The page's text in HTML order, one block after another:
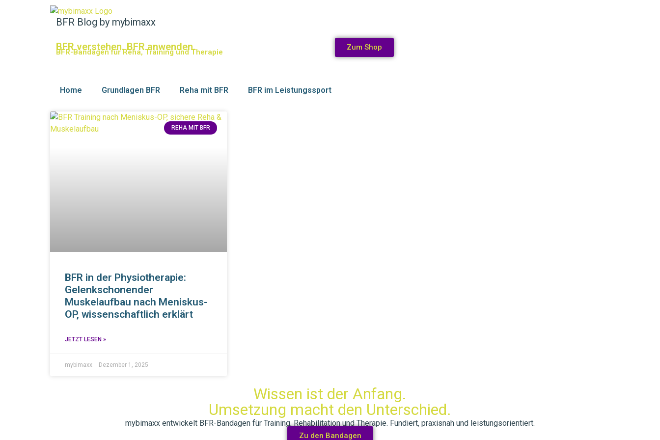
BFR Blog by mybimaxx
BFR verstehen. BFR anwenden.
BFR-Bandagen für Reha, Training und Therapie
Zum Shop
Home Grundlagen BFR Reha mit BFR BFR im Leistungssport
REHA MIT BFR
BFR in der Physiotherapie:
Gelenkschonender
Muskelaufbau nach Meniskus-
OP, wissenschaftlich erklärt
JETZT LESEN »
mybimaxx Dezember 1, 2025
Wissen ist der Anfang.
Umsetzung macht den Unterschied.
mybimaxx entwickelt BFR-Bandagen für Training, Rehabilitation und Therapie. Fundiert, praxisnah und leistungsorientiert.
Zu den Bandagen